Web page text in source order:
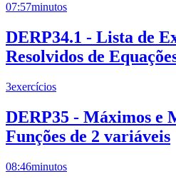
07:57minutos
DERP34.1 - Lista de
Resolvidos de
3exercícios
DERP35 - Máximos e
Funções de 2 variáveis
08:46minutos